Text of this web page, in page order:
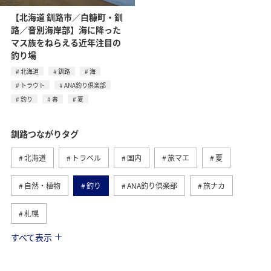
【北海道 釧路市／白糠町・釧
路／音別海岸部】海に降った
マス族をねらえる近年注目の
釣り場
北海道 釧路
海
トラウト
ANA釣り倶楽部
釣り
春 夏
釧路つながりタグ
北海道 トラベル 国内 旅マエ 夏
自然・植物 釣り ANA釣り倶楽部 旅ナカ
札幌
趣味
すべて表示